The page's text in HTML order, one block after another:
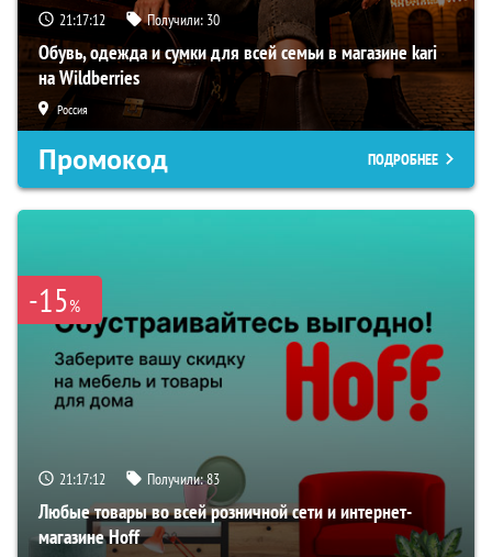
21:17:11 Получили: 30
Обувь, одежда и сумки для всей семьи в магазине kari
на Wildberries
Россия
Промокод ПОДРОБНЕЕ
-15%
21:17:11 Получили:83
Любые товары во всей розничной сети и интернет-
магазине Hoff